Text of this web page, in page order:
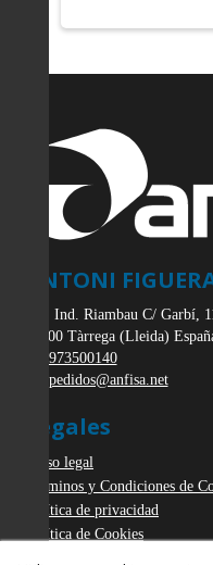
ANTONI
Pol. Ind. Riambau C/ Garbí,
25300 Tàrrega (Lleida)
973500140
pedidos@anfisa.net
Legales
Aviso legal
Términos y Condiciones de
Política de privacidad
Política de Cookies